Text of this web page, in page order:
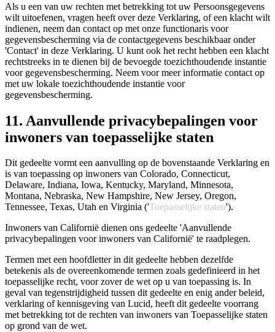
Als u een van uw rechten met betrekking tot uw Persoonsgegevens
wilt uitoefenen, vragen heeft over deze Verklaring, of een klacht wilt
indienen, neem dan contact op met onze functionaris voor
gegevensbescherming via de contactgegevens beschikbaar onder
'Contact' in deze Verklaring. U kunt ook het recht hebben een klacht
rechtstreeks in te dienen bij de bevoegde toezichthoudende instantie
voor gegevensbescherming. Neem voor meer informatie contact op
met uw lokale toezichthoudende instantie voor
gegevensbescherming.
11. Aanvullende privacybepalingen voor
inwoners van toepasselijke staten
Dit gedeelte vormt een aanvulling op de bovenstaande Verklaring en
is van toepassing op inwoners van Colorado, Connecticut,
Delaware, Indiana, Iowa, Kentucky, Maryland, Minnesota,
Montana, Nebraska, New Hampshire, New Jersey, Oregon,
Tennessee, Texas, Utah en Virginia ('Toepasselijke staten').
Inwoners van Californië dienen ons gedeelte 'Aanvullende
privacybepalingen voor inwoners van Californië' te raadplegen.
Termen met een hoofdletter in dit gedeelte hebben dezelfde
betekenis als de overeenkomende termen zoals gedefinieerd in het
toepasselijke recht, voor zover de wet op u van toepassing is. In
geval van tegenstrijdigheid tussen dit gedeelte en enig ander beleid,
verklaring of kennisgeving van Lucid, heeft dit gedeelte voorrang
met betrekking tot de rechten van inwoners van Toepasselijke staten
op grond van de wet.